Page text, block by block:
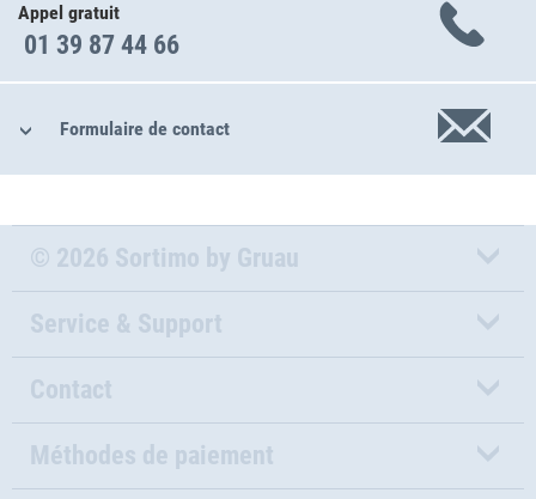
Appel gratuit
01 39 87 44 66
Formulaire de contact
© 2026 Sortimo by Gruau
Service & Support
Contact
Méthodes de paiement